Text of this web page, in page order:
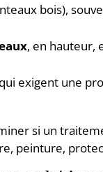
bois),
, en hauteur,
exigent une
si un
peinture,